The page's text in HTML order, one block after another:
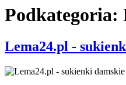
Podkategoria:
Lema24.pl -